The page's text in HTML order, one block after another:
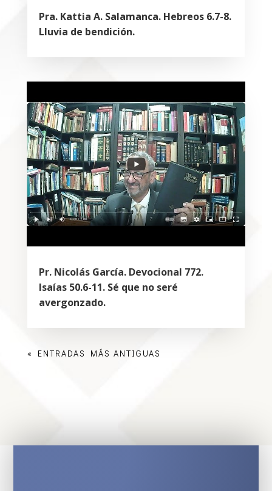
Pra. Kattia A. Salamanca. Hebreos 6.7-8.
Lluvia de bendición.
Pr. Nicolás García. Devocional 772.
Isaías 50.6-11. Sé que no seré
avergonzado.
« ENTRADAS MÁS ANTIGUAS